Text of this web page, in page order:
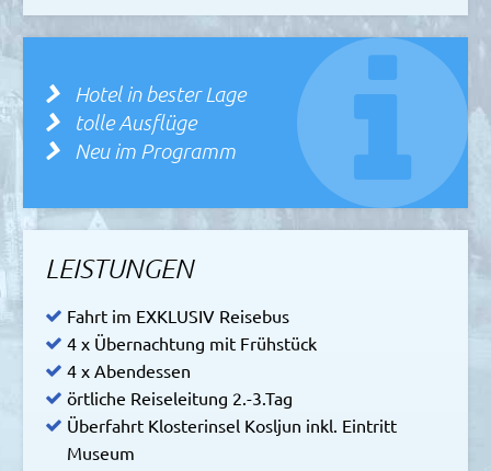
Hotel in bester Lage
tolle Ausflüge
Neu im Programm
LEISTUNGEN
Fahrt im EXKLUSIV Reisebus
4 x Übernachtung mit Frühstück
4 x Abendessen
örtliche Reiseleitung 2.-3.Tag
Überfahrt Klosterinsel Kosljun inkl. Eintritt
Museum